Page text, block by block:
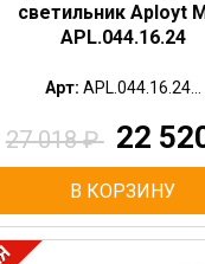
светильник Aployt
APL.044.16.24
Арт: APL.044.16.24...
27 018₽ 22
В КОРЗИНУ